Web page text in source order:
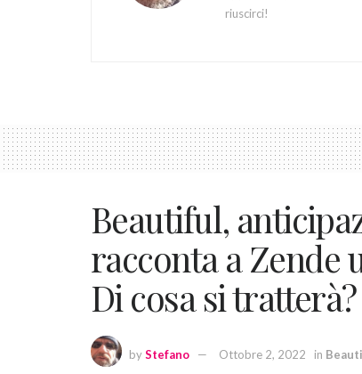
riuscirci!
Beautiful,
racconta a Zende
Di cosa si tratterà?
byStefano Ottobre 2, 2022 in